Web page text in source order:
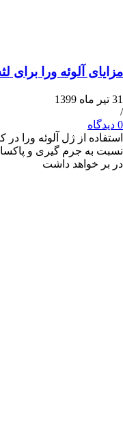
آلوئه ورا برای لثه و
از ژل آلوئه ورا در کنار
جرم گیری و پاکسازی عمیق
داشت